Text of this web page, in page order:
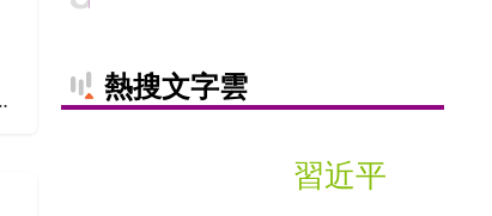
熱搜文字雲
習近平